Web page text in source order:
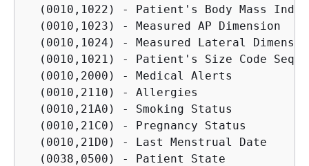
  (0010,1022) - Patient's Body Mass Index
  (0010,1023) - Measured AP Dimension
(0010,1024) - Measured Lateral
(0010,1021) - Patient's Size Code
  (0010,2000) - Medical Alerts
  (0010,2110) - Allergies
  (0010,21A0) - Smoking Status
  (0010,21C0) - Pregnancy Status
  (0010,21D0) - Last Menstrual Date
  (0038,0500) - Patient State